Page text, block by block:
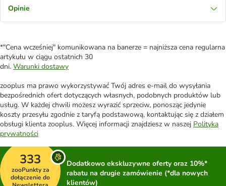
Opinie
*"Cena wcześniej" komunikowana na banerze = najniższa cena regularna
artykułu w ciągu ostatnich 30
dni. Warunki dostawy
zooplus ma prawo wykorzystywać Twój adres e-mail do wysyłania
bezpośrednich ofert dotyczących własnych, podobnych produktów lub
usług. W każdej chwili możesz wyrazić sprzeciw, ponosząc jedynie
koszty przesyłu zgodnie z taryfą podstawową, kontaktując się z działem
obsługi klienta zooplus. Więcej informacji znajdziesz w naszej Polityka
prywatności
333
zooPunkty za
dołączenie do
Dodatkowo ekskluzywne oferty oraz 10%*
rabatu na drugie zamówienie (*dla nowych
klientów)